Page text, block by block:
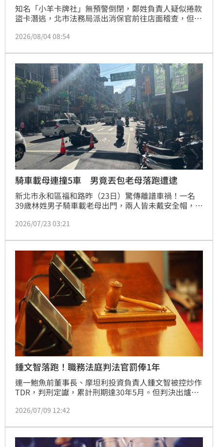
知名「小羊卡牌社」無預警倒閉，鄭姓負責人疑似捲款
盜卡潛逃，北市法務局派出消保官前往店面稽查，但大
4500人。有民眾在threads上發布落跑負責人的回應截
錢可以再賺，這份震撼教育買一次就終身難忘。但網友
認為這一看就是造假的酸文。
2026/08/04 08:54
騎車載母連撞5車 男竟丟包老母落跑遭逮
新北市永和區福和路昨（23日）驚傳離譜車禍！一名
39歲林姓男子騎車載老母出門，兩人皆未戴安全帽，疑
傷。林男肇事後竟心虛將年邁母親「丟包」現場企圖逃
方無酒駕情事，林男因過失傷害及肇事逃逸罪嫌，目前
已被帶回警局偵辦，詳細肇事原因仍待後續調查釐清。
2026/07/23 03:21
鍾文智落跑！職務法庭判法官罰俸1年
連一鮑魚前董事長、摩坦利投資負責人鍾文智被控炒作
TDR，判刑定讞，累計刑期達30年5月。但判決出爐
委員會決議將邱忠義被交付司法院人審會審議，陳勇松
另監察院也提出彈劾。職務法庭9日判決罰俸1年，約
240萬元。可上訴。
2026/07/09 12:42